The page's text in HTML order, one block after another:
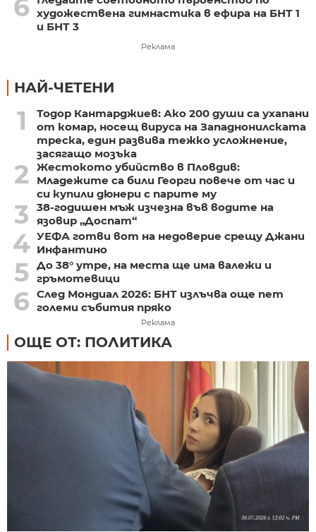
6 художествена гимнастика в ефира на БНТ 1
и БНТ 3
Реклама
НАЙ-ЧЕТЕНИ
1
Тодор Кантарджиев: Ако 200 души са ухапани
от комар, носещ вируса на Западнонилската
треска, един развива тежко усложнение,
засягащо мозъка
2
Жестокото убийство в Пловдив:
Младежите са били Георги повече от час и
си купили дюнери с парите му
3
38-годишен мъж изчезна във водите на
язовир „Доспат“
4 УЕФА готви вот на недоверие срещу Джани
Инфантино
5 До 38° утре, на места ще има валежи и
гръмотевици
6 След Мондиал 2026: БНТ излъчва още пет
големи събития пряко
Реклама
ОЩЕ ОТ: ПОЛИТИКА